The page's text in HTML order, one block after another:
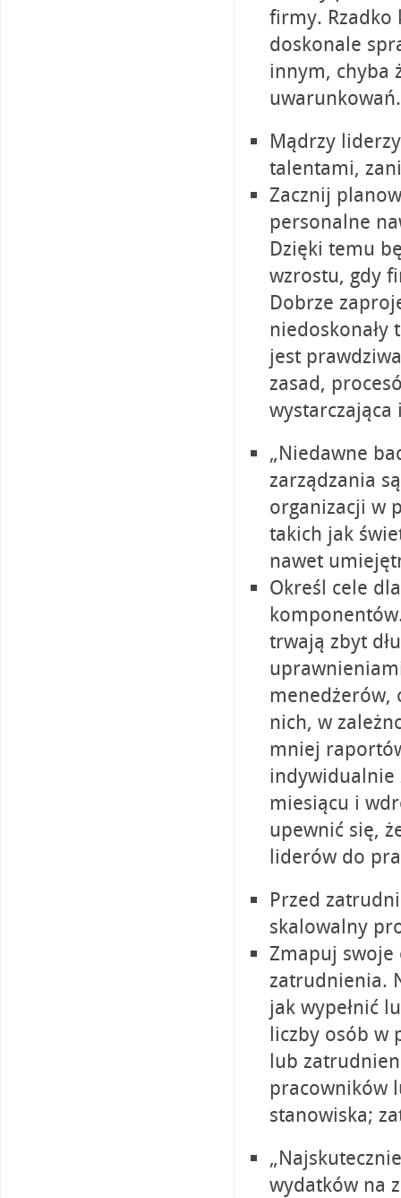
firmy. Rzadko
doskonale
innym, chyba
uwarunkowań.
Mądrzy
talentami,
Zacznij
personalne
Dzięki temu
wzrostu, gdy
Dobrze
niedoskonały
jest
zasad,
wystarczająca
„Niedawne
zarządzania
organizacji w
takich jak
nawet
Określ cele
trwają zbyt
menedżerów,
nich, w
mniej
indywidualnie
miesiącu i
upewnić się,
liderów do
Przed
skalowalny
Zmapuj swoje
zatrudnienia.
jak wypełnić
liczby osób w
lub
pracowników
stanowiska;
wydatków na